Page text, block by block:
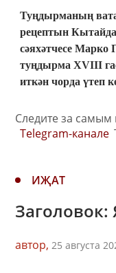
Туңдырманың
рецептын
сәяхәтчесе Марко
туңдырма XVIII
иткән чорда үтеп
Следите за
Telegram-канале
ИҖАТ
Заголовок:
автор, 25 августа